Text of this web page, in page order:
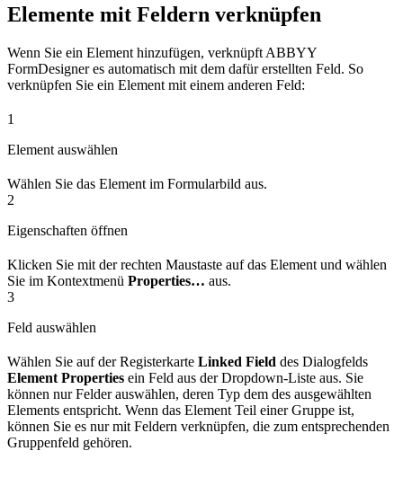
Elemente mit Feldern verknüpfen
Wenn Sie ein Element hinzufügen, verknüpft ABBYY
FormDesigner es automatisch mit dem dafür erstellten Feld. So
verknüpfen Sie ein Element mit einem anderen Feld:
1
Element auswählen
Wählen Sie das Element im Formularbild aus.
2
Eigenschaften öffnen
Klicken Sie mit der rechten Maustaste auf das Element und wählen
Sie im Kontextmenü Properties… aus.
3
Feld auswählen
Wählen Sie auf der Registerkarte Linked Field des Dialogfelds
Element Properties ein Feld aus der Dropdown-Liste aus. Sie
können nur Felder auswählen, deren Typ dem des ausgewählten
Elements entspricht. Wenn das Element Teil einer Gruppe ist,
können Sie es nur mit Feldern verknüpfen, die zum entsprechenden
Gruppenfeld gehören.